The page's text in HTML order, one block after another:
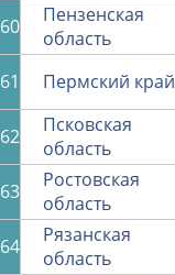
60
Пензенская
область
61 Пермский край
62
Псковская
область
63
Ростовская
область
64
Рязанская
область